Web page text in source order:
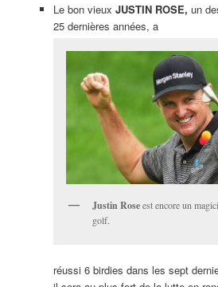
Le bon vieux JUSTIN ROSE, un
25 dernières années, a
Justin Roseest encore un
golf.
réussi 6 birdies dans les sept